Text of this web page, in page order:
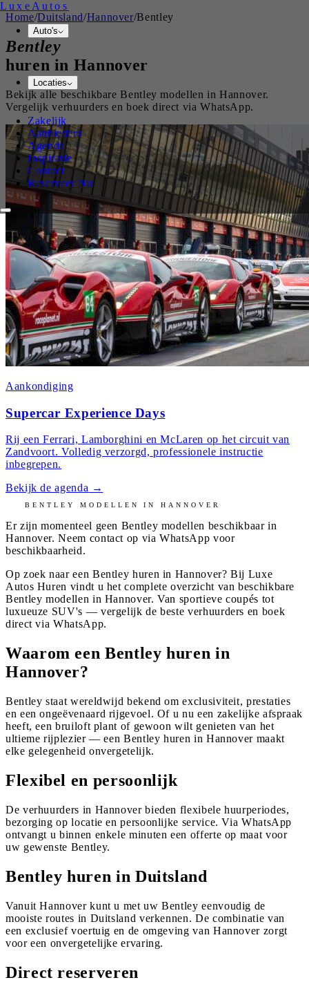
Luxe Autos
Auto's
Locaties
Zakelijk
Aanbieders
Agenda
Inspiratie
Contact
Reserveer Nu
Home/Duitsland/Hannover/Bentley
Bentley
huren in Hannover
Bekijk alle beschikbareBentley modellen inHannover.
Vergelijk verhuurders en boek direct via WhatsApp.
Aankondiging
Supercar Experience Days
Rij een Ferrari, Lamborghini en McLaren op het circuit van
Zandvoort. Volledig verzorgd, professionele instructie
inbegrepen.
Bekijk de agenda →
BENTLEY MODELLEN INHANNOVER
Er zijn momenteel geen Bentley modellen beschikbaar in
Hannover. Neem contact op via WhatsApp voor
beschikbaarheid.
Op zoek naar een Bentley huren in Hannover? Bij Luxe
Autos Huren vindt u het complete overzicht van beschikbare
Bentley modellen in Hannover. Van sportieve coupés tot
luxueuze SUV's — vergelijk de beste verhuurders en boek
direct via WhatsApp.
Waarom een Bentley huren in
Hannover?
Bentley staat wereldwijd bekend om exclusiviteit, prestaties
en een ongeëvenaard rijgevoel. Of u nu een zakelijke afspraak
heeft, een bruiloft plant of gewoon wilt genieten van het
ultieme rijplezier — een Bentley huren in Hannover maakt
elke gelegenheid onvergetelijk.
Flexibel en persoonlijk
De verhuurders in Hannover bieden flexibele huurperiodes,
bezorging op locatie en persoonlijke service. Via WhatsApp
ontvangt u binnen enkele minuten een offerte op maat voor
uw gewenste Bentley.
Bentley huren in Duitsland
Vanuit Hannover kunt u met uw Bentley eenvoudig de
mooiste routes in Duitsland verkennen. De combinatie van
een exclusief voertuig en de omgeving van Hannover zorgt
voor een onvergetelijke ervaring.
Direct reserveren